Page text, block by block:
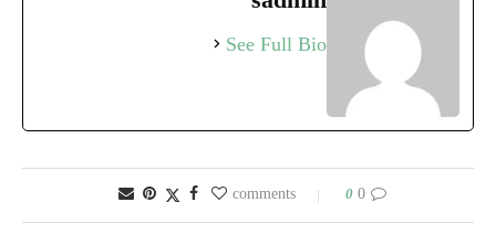
See Full Bio
0 comments
0